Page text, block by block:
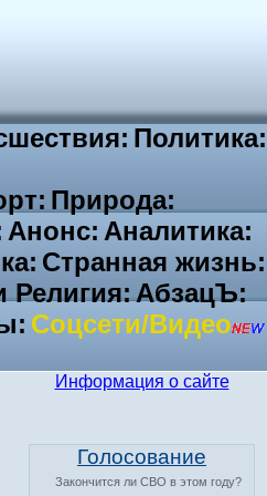
Политика:
Природа:
Анонс: Аналитика:
Странная жизнь:
Религия:АбзацЪ:
Соцсети/Видео
Информация о сайте
Голосование
Закончится ли СВО в этом году?